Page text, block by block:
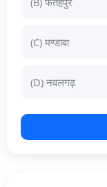
(C) मण्डावा
(D) नवलगढ़